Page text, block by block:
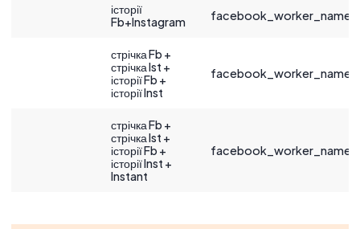
історії
Fb+Instagram
facebook_worker_name
стрічка Fb +
стрічка Ist +
історії Fb +
історії Inst
facebook_worker_name
стрічка Fb +
стрічка Ist +
історії Fb +
історії Inst +
Instant
facebook_worker_name